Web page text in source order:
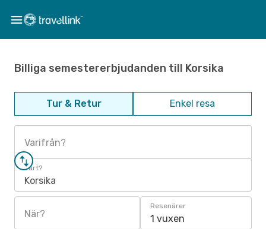
Billiga semestererbjudanden till Korsika
Tur & Retur Enkel resa
Varifrån?
Vart?
Korsika
När?
Resenärer
1 vuxen